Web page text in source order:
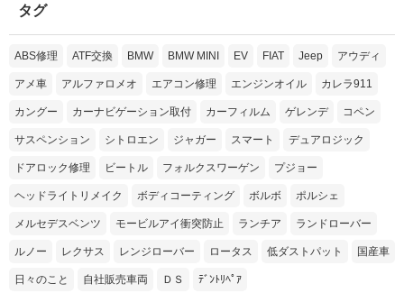
タグ
ABS修理 ATF交換 BMW BMW MINI EV FIAT Jeep アウディ
アメ車 アルファロメオ エアコン修理 エンジンオイル カレラ911
カングー カーナビゲーション取付 カーフィルム ゲレンデ コペン
サスペンション シトロエン ジャガー スマート デュアロジック
ドアロック修理 ビートル フォルクスワーゲン プジョー
ヘッドライトリメイク ボディコーティング ボルボ ポルシェ
メルセデスベンツ モービルアイ衝突防止 ランチア ランドローバー
ルノー レクサス レンジローバー ロータス 低ダストパット 国産車
日々のこと 自社販売車両 ＤＳ ﾃﾞﾝﾄﾘﾍﾟｱ